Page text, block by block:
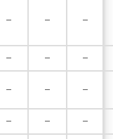
– – –
– – –
– – –
– – –